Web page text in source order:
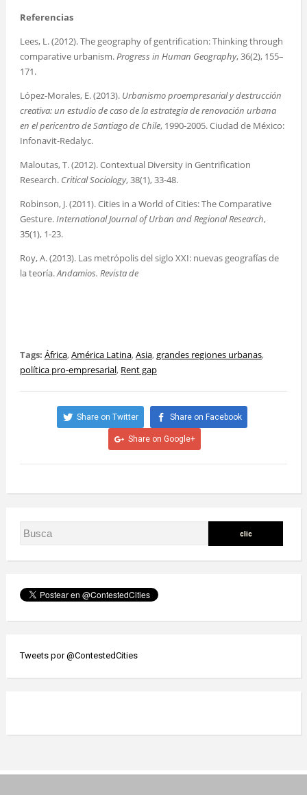
Referencias
Lees, L. (2012). The geography of gentrification: Thinking through
comparative urbanism.Progress in Human Geography, 36(2), 155–
171.
López-Morales, E. (2013). Urbanismo proempresarial y destrucción
creativa: un estudio de caso de la estrategia de renovación urbana
en el pericentro de Santiago de Chile, 1990-2005. Ciudad de México:
Infonavit-Redalyc.
Maloutas, T. (2012). Contextual Diversity in Gentrification
Research. Critical Sociology, 38(1), 33-48.
Robinson, J. (2011). Cities in a World of Cities: The Comparative
Gesture.International Journal of Urban and Regional Research,
35(1), 1-23.
Roy, A. (2013). Las metrópolis del siglo XXI: nuevas geografías de
la teoría.Andamios. Revista de
Tags: África,América Latina,Asia,grandes regiones urbanas,
política pro-empresarial, Rent gap
Share on Twitter Share on Facebook
Share on Google+
Tweets por @ContestedCities